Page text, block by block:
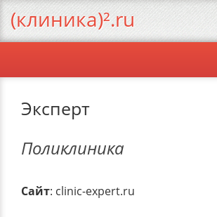
Эксперт
Поликлиника
Сайт: clinic-expert.ru
(клиника)².ru